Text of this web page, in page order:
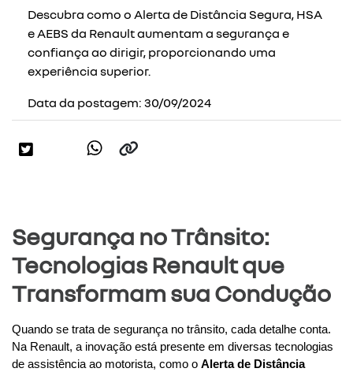
Descubra como o Alerta de Distância Segura, HSA
e AEBS da Renault aumentam a segurança e
confiança ao dirigir, proporcionando uma
experiência superior.
Data da postagem: 30/09/2024
Segurança no Trânsito:
Tecnologias Renault que
Transformam sua Condução
Quando se trata de segurança no trânsito, cada detalhe conta.
Na Renault, a inovação está presente em diversas tecnologias
de assistência ao motorista, como o Alerta de Distância